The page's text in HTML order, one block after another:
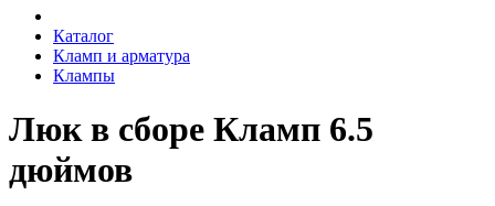
Каталог
Кламп и арматура
Клампы
Люк в сборе Кламп 6.5
дюймов